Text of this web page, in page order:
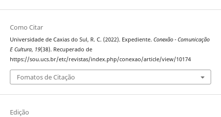
Como Citar
Universidade de Caxias do Sul, R. C. (2022). Expediente. Conexão - Comunicação
E Cultura, 19(38). Recuperado de
https://sou.ucs.br/etc/revistas/index.php/conexao/article/view/10174
Fomatos de Citação
Edição